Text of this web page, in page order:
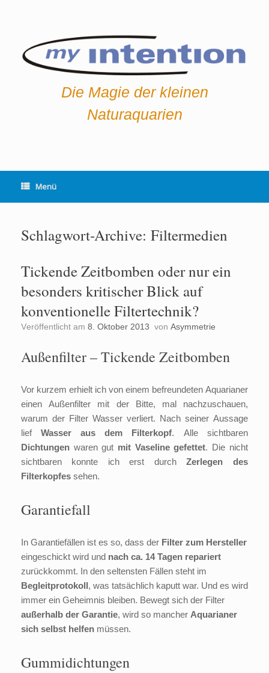
Die Magie der kleinen
Naturaquarien
Menü
Schlagwort-Archive: Filtermedien
Tickende Zeitbomben oder nur ein
besonders kritischer Blick auf
konventionelle Filtertechnik?
Veröffentlicht am 8. Oktober 2013 von Asymmetrie
Außenfilter – Tickende Zeitbomben
Vor kurzem erhielt ich von einem befreundeten Aquarianer
einen Außenfilter mit der Bitte, mal nachzuschauen,
warum der Filter Wasser verliert. Nach seiner Aussage
lief Wasser aus dem Filterkopf. Alle sichtbaren
Dichtungen waren gut mit Vaseline gefettet. Die nicht
sichtbaren konnte ich erst durch Zerlegen des
Filterkopfes sehen.
Garantiefall
In Garantiefällen ist es so, dass der Filter zum Hersteller
eingeschickt wird und nach ca. 14 Tagen repariert
zurückkommt. In den seltensten Fällen steht im
Begleitprotokoll, was tatsächlich kaputt war. Und es wird
immer ein Geheimnis bleiben. Bewegt sich der Filter
außerhalb der Garantie, wird so mancher Aquarianer
sich selbst helfen müssen.
Gummidichtungen